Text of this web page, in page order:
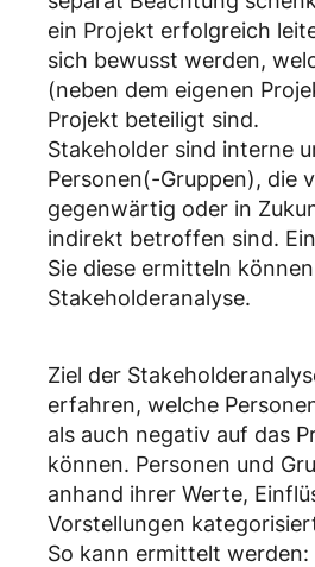
ein Projekt erfolgreich
sich bewusst werden,
(neben dem eigenen
Projekt beteiligt sind.
Stakeholder sind interne
Personen(-Gruppen), die
gegenwärtig oder in
indirekt betroffen sind.
Sie diese ermitteln
Stakeholderanalyse.
Ziel der
erfahren, welche
als auch negativ auf das
können. Personen und
anhand ihrer Werte,
Vorstellungen
So kann ermittelt werden: